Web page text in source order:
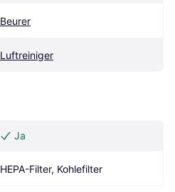
Beurer
Luftreiniger
Ja
HEPA-Filter, Kohlefilter